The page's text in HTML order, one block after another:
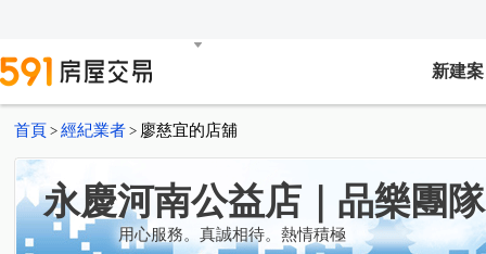
新建案
首頁 > 經紀業者 > 廖慈宜的店舖
永慶河南公益店｜品樂團隊
用心服務。真誠相待。熱情積極